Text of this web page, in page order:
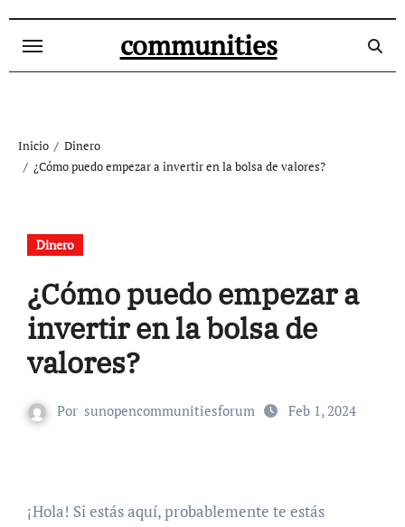
communities
Inicio
Dinero
¿Cómo puedo empezar a invertir en la bolsa de valores?
Dinero
¿Cómo puedo empezar a
invertir en la bolsa de
valores?
Por sunopencommunitiesforum Feb 1, 2024
¡Hola! Si estás aquí, probablemente te estás